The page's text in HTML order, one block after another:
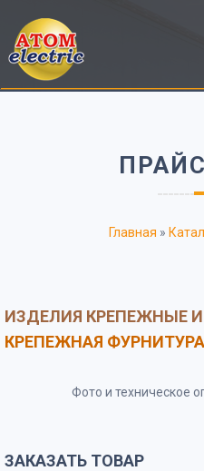
Главная »
ИЗДЕЛИЯ КРЕПЕЖНЫЕ
КРЕПЕЖНАЯ
Фото и техническое
ЗАКАЗАТЬ ТОВАР